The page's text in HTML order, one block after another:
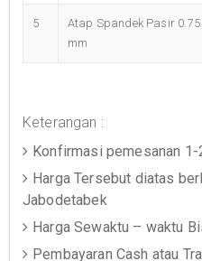
5
Atap Spandek Pasir 0.75
mm
Keterangan :
Konfirmasi pemesanan
Harga Tersebut diatas
Jabodetabek
Harga Sewaktu – waktu
Pembayaran Cash atau